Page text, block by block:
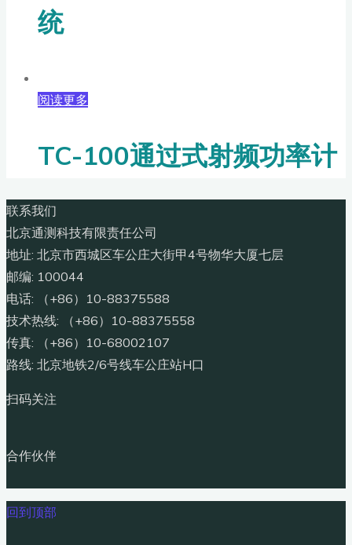
统
阅读更多
TC-100通过式射频功率计
联系我们
北京通测科技有限责任公司
地址: 北京市西城区车公庄大街甲4号物华大厦七层
邮编: 100044
电话: （+86）10-88375588
技术热线: （+86）10-88375558
传真: （+86）10-68002107
路线: 北京地铁2/6号线车公庄站H口
扫码关注
合作伙伴
回到顶部